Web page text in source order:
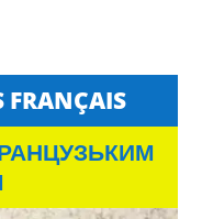
FRANÇAIS